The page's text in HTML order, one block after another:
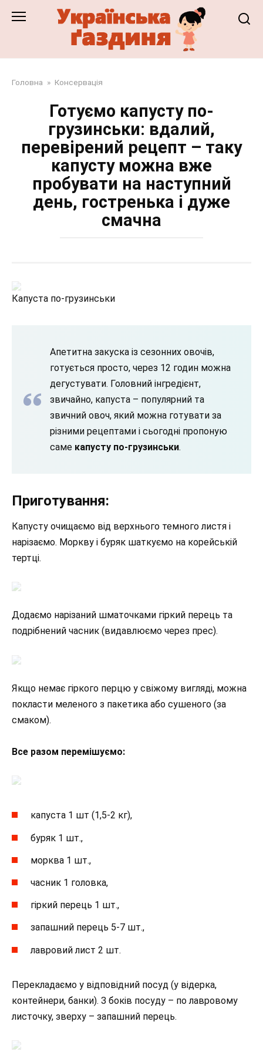
Головна » Консервація
Готуємо капусту по-
грузинськи: вдалий,
перевірений рецепт – таку
капусту можна вже
пробувати на наступний
день, гостренька і дуже
смачна
Капуста по-грузинськи
Апетитна закуска із сезонних овочів,
готується просто, через 12 годин можна
дегустувати. Головний інгредієнт,
звичайно, капуста – популярний та
звичний овоч, який можна готувати за
різними рецептами і сьогодні пропоную
саме капусту по-грузинськи.
Приготування:
Капусту очищаємо від верхнього темного листя і
нарізаємо. Моркву і буряк шаткуємо на корейській
тертці.
Додаємо нарізаний шматочками гіркий перець та
подрібнений часник (видавлюємо через прес).
Якщо немає гіркого перцю у свіжому вигляді, можна
покласти меленого з пакетика або сушеного (за
смаком).
Все разом перемішуємо:
капуста 1 шт (1,5-2 кг),
буряк 1 шт.,
морква 1 шт.,
часник 1 головка,
гіркий перець 1 шт.,
запашний перець 5-7 шт.,
лавровий лист 2 шт.
Перекладаємо у відповідний посуд (у відерка,
контейнери, банки). З боків посуду – по лавровому
листочку, зверху – запашний перець.